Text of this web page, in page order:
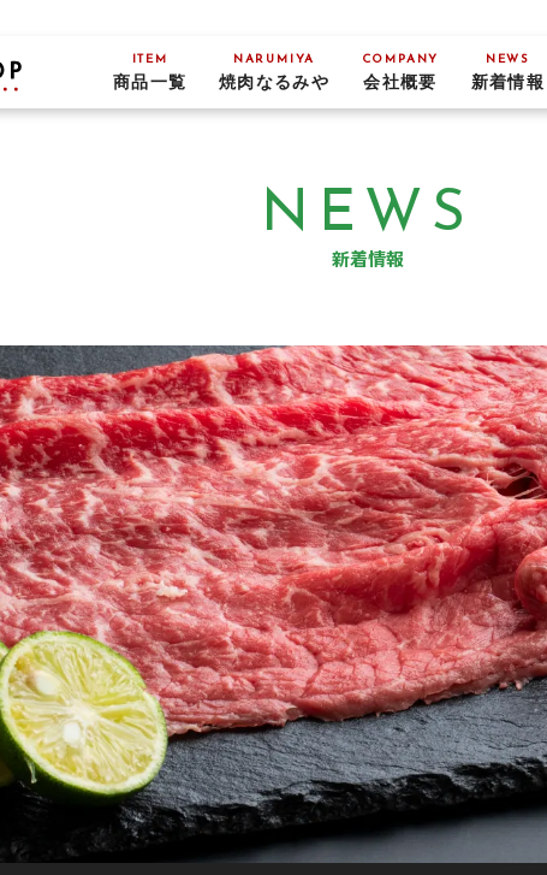
ITEM
商品一覧
NARUMIYA
焼肉なるみや
COMPANY
会社概要
NEWS
新着情報
NEWS
新着情報